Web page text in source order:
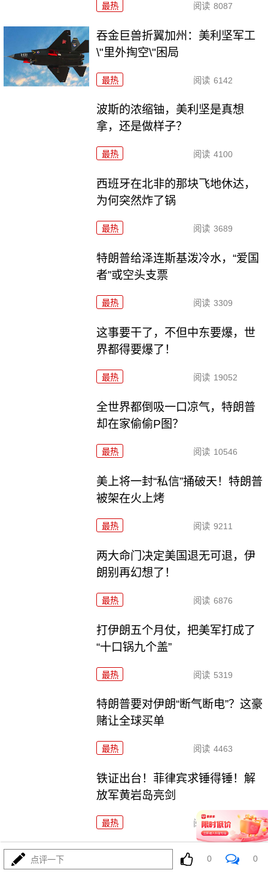
最热 阅读 8087
吞金巨兽折翼加州：美利坚军工
\"里外掏空\"困局
最热 阅读 6142
波斯的浓缩铀，美利坚是真想
拿，还是做样子？
最热 阅读 4100
西班牙在北非的那块飞地休达，
为何突然炸了锅
最热 阅读 3689
特朗普给泽连斯基泼冷水，“爱国
者”或空头支票
最热 阅读 3309
这事要干了，不但中东要爆，世
界都得要爆了！
最热 阅读 19052
全世界都倒吸一口凉气，特朗普
却在家偷偷P图？
最热 阅读 10546
美上将一封“私信”捅破天！特朗普
被架在火上烤
最热 阅读 9211
两大命门决定美国退无可退，伊
朗别再幻想了！
最热 阅读 6876
打伊朗五个月仗，把美军打成了
“十口锅九个盖”
最热 阅读 5319
特朗普要对伊朗“断气断电”？这豪
赌让全球买单
最热 阅读 4463
铁证出台！菲律宾求锤得锤！解
放军黄岩岛亮剑
最热 阅读 22000
五万人一夜破城，欧盟真怕了！
特朗普拿美国说事
点评一下 0 0